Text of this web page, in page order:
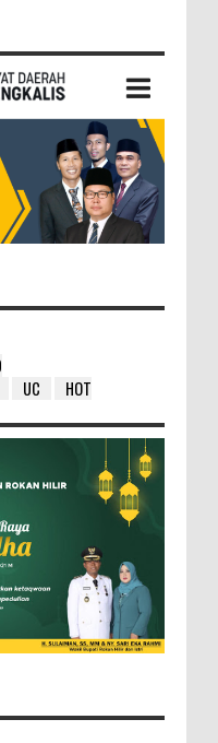
UC
HOT
Hikmahnya Dibalik